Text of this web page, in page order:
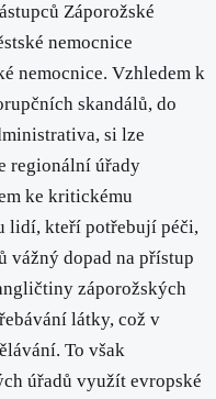
Záporožské
nemocnice
nemocnice. Vzhledem k
skandálů, do
si lze
regionální úřady
ke kritickému
lidí, kteří potřebují péči,
vážný dopad na přístup
záporožských
látky, což v
To však
úřadů využít evropské